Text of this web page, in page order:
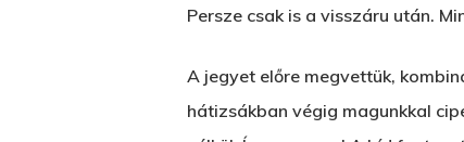
Persze csak is a visszáru után.
A jegyet előre megvettük,
hátizsákban végig magunkkal